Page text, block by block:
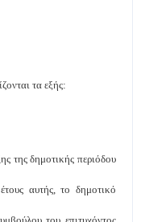
τα εξής:
της δημοτικής περιόδου
αυτής, το δημοτικό